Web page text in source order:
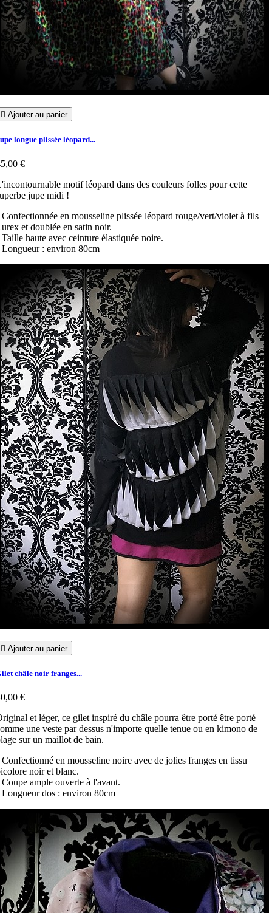
 Ajouter au panier
longue plissée léopard...
€
motif léopard dans des couleurs folles pour cette
jupe midi !
Confectionnée en mousseline plissée léopard rouge/vert/violet à fils
et doublée en satin noir.
Taille haute avec ceinture élastiquée noire.
Longueur : environ 80cm
 Ajouter au panier
châle noir franges...
€
et léger, ce gilet inspiré du châle pourra être porté être porté
une veste par dessus n'importe quelle tenue ou en kimono de
sur un maillot de bain.
Confectionné en mousseline noire avec de jolies franges en tissu
noir et blanc.
Coupe ample ouverte à l'avant.
Longueur dos : environ 80cm